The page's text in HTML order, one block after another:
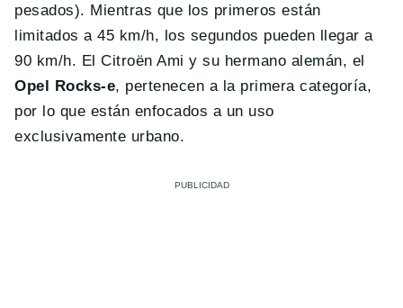
pesados). Mientras que los primeros están
limitados a 45 km/h, los segundos pueden llegar a
90 km/h. El Citroën Ami y su hermano alemán, el
Opel Rocks-e, pertenecen a la primera categoría,
por lo que están enfocados a un uso
exclusivamente urbano.